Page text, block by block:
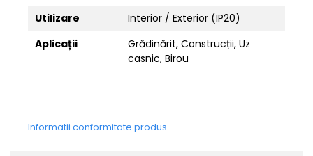
Utilizare
Interior / Exterior (IP20)
Aplicații
Grădinărit, Construcții, Uz
casnic, Birou
Informatii conformitate produs